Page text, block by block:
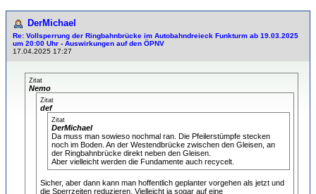
DerMichael
Re: Vollsperrung der Ringbahnbrücke im Autobahndreieck Funkturm ab 19.03.2025
um 20:00 Uhr - Auswirkungen auf den ÖPNV
17.04.2025 17:27
Zitat
Nemo
Zitat
def
Zitat
DerMichael
Da muss man sowieso nochmal ran. Die Pfeilerstümpfe stecken
noch im Boden. An der Westendbrücke zwischen den Gleisen, an
der Ringbahnbrücke direkt neben den Gleisen.
Aber vielleicht werden die Fundamente auch recycelt.
Sicher, aber dann kann man hoffentlich geplanter vorgehen als jetzt und
die Sperrzeiten reduzieren. Vielleicht ja sogar auf eine